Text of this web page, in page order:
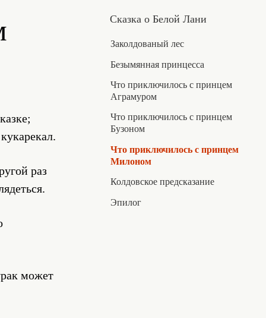
раз
может
Сказка о Белой Лани
Заколдованый лес
Безымянная принцесса
Что приключилось с принцем
Аграмуром
Что приключилось с принцем
Бузоном
Что приключилось с принцем
Милоном
Колдовское предсказание
Эпилог